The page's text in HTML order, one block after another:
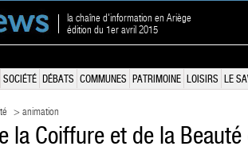
la chaîne d'information en Ariège
édition du 1er avril 2015
SOCIÉTÉ DÉBATS COMMUNES PATRIMOINE LOISIRS LE
> animation
la Coiffure et de la